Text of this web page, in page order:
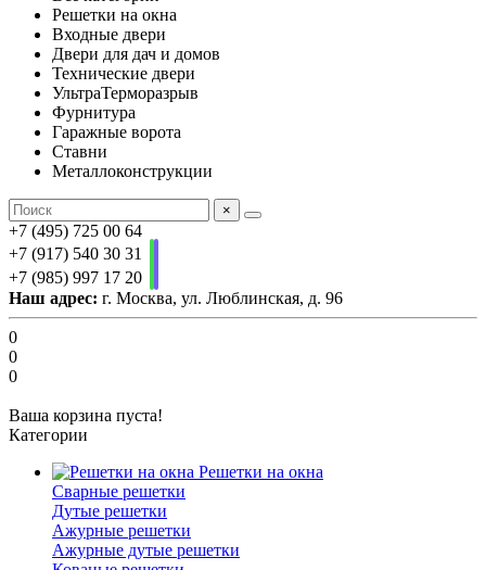
Решетки на окна
Входные двери
Двери для дач и домов
Технические двери
УльтраТерморазрыв
Фурнитура
Гаражные ворота
Ставни
Металлоконструкции
×
+7 (495) 725 00 64
+7 (917) 540 30 31
+7 (985) 997 17 20
Наш адрес: г. Москва, ул. Люблинская, д. 96
0
0
0
Ваша корзина пуста!
Категории
Решетки на окна
Сварные решетки
Дутые решетки
Ажурные решетки
Ажурные дутые решетки